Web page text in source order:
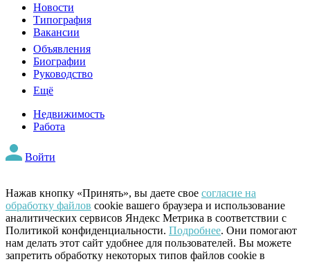
Новости
Типография
Вакансии
Объявления
Биографии
Руководство
Ещё
Недвижимость
Работа
Войти
Нажав кнопку «Принять», вы даете свое согласие на
обработку файлов cookie вашего браузера и использование
аналитических сервисов Яндекс Метрика в соответствии с
Политикой конфиденциальности. Подробнее. Они помогают
нам делать этот сайт удобнее для пользователей. Вы можете
запретить обработку некоторых типов файлов cookie в